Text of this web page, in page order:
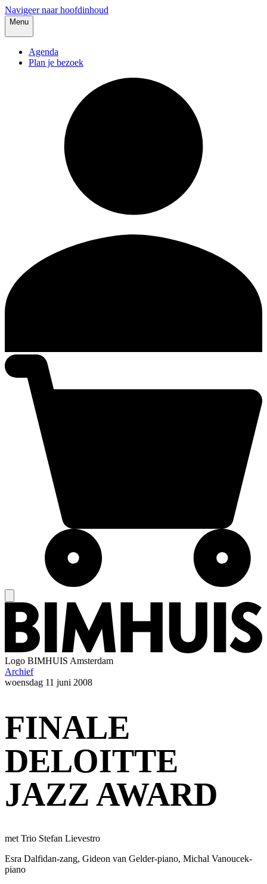
Navigeer naar hoofdinhoud
Menu
Agenda
Plan je bezoek
Logo BIMHUIS Amsterdam
Archief
woensdag 11 juni 2008
FINALE
DELOITTE
JAZZ AWARD
met Trio Stefan Lievestro
Esra Dalfidan-zang, Gideon van Gelder-piano, Michal Vanoucek-
piano